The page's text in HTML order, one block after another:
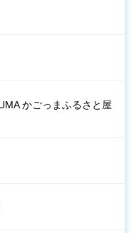
かごっまふるさと屋